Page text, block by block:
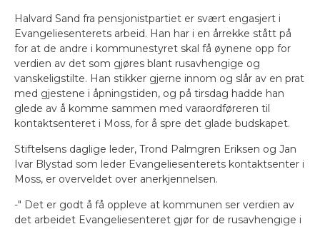
Halvard Sand fra pensjonistpartiet er svært engasjert i
Evangeliesenterets arbeid. Han har i en årrekke stått på
for at de andre i kommunestyret skal få øynene opp for
verdien av det som gjøres blant rusavhengige og
vanskeligstilte. Han stikker gjerne innom og slår av en prat
med gjestene i åpningstiden, og på tirsdag hadde han
glede av å komme sammen med varaordføreren til
kontaktsenteret i Moss, for å spre det glade budskapet.
Stiftelsens daglige leder, Trond Palmgren Eriksen og Jan
Ivar Blystad som leder Evangeliesenterets kontaktsenter i
Moss, er overveldet over anerkjennelsen.
-" Det er godt å få oppleve at kommunen ser verdien av
det arbeidet Evangeliesenteret gjør for de rusavhengige i